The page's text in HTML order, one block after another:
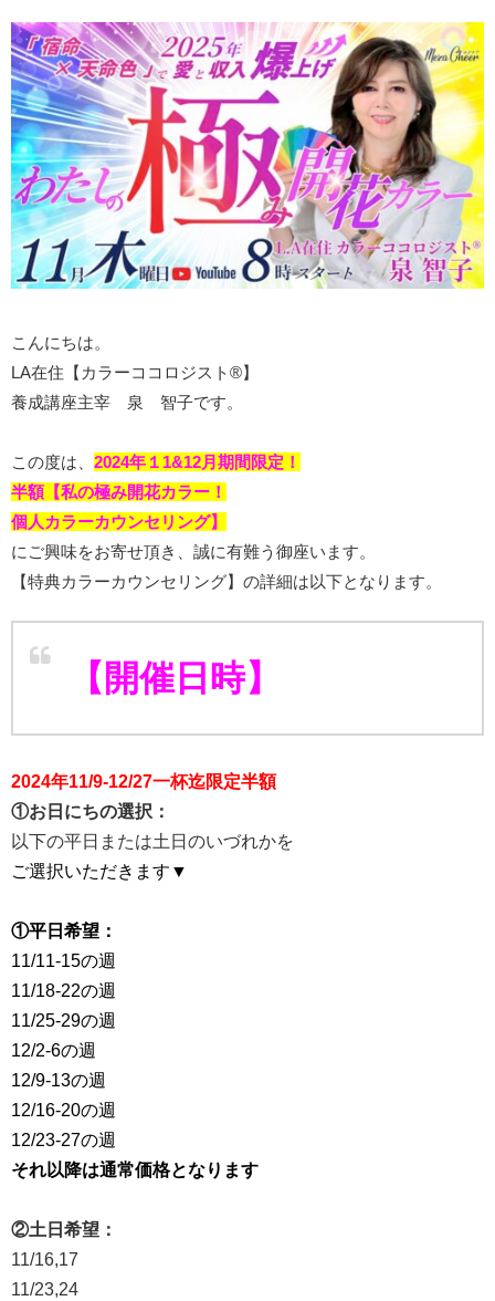
こんにちは。
LA在住【カラーココロジスト®】
養成講座主宰 泉 智子です。
この度は、 2024年１1&12月 期間限定！
半額【私の極み開花カラー！
個人カラーカウンセリング】
にご興味をお寄せ頂き、誠に有難う御座います。
【特典カラーカウンセリング】の詳細は以下となります。
【開催日時】
2024年11/9-12/27一杯迄限定半額
①お日にちの選択：
以下の平日または土日のいづれかを
ご選択いただきます▼
①平日希望：
11/11-15の週
11/18-22の週
11/25-29の週
12/2-6の週
12/9-13の週
12/16-20の週
12/23-27の週
それ以降は通常価格となります
②土日希望：
11/16,17
11/23,24